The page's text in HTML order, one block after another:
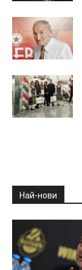
Най-нови